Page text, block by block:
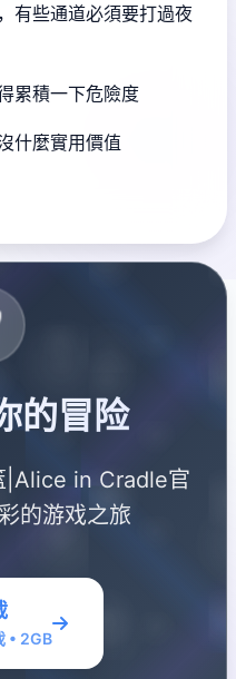
有些通道必須要打過夜
累積一下危險度
什麼實用價值
的冒险
|Alice in Cradle官
的游戏之旅
• 2GB